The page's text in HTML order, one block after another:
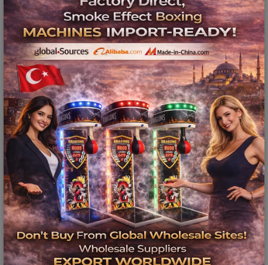
👉 İşletmeler için en doğru yatırım
📍 Letgo Langırt İstanbul
ve İlçeler
En çok aranan bölgeler:
✔️ letgo langırt istanbul
✔️ letgo langırt kadıköy
✔️ letgo langırt beşiktaş
👉 Tüm İstanbul’a teslim & kurulum
🌍 Türkiye Geneli Hizmet